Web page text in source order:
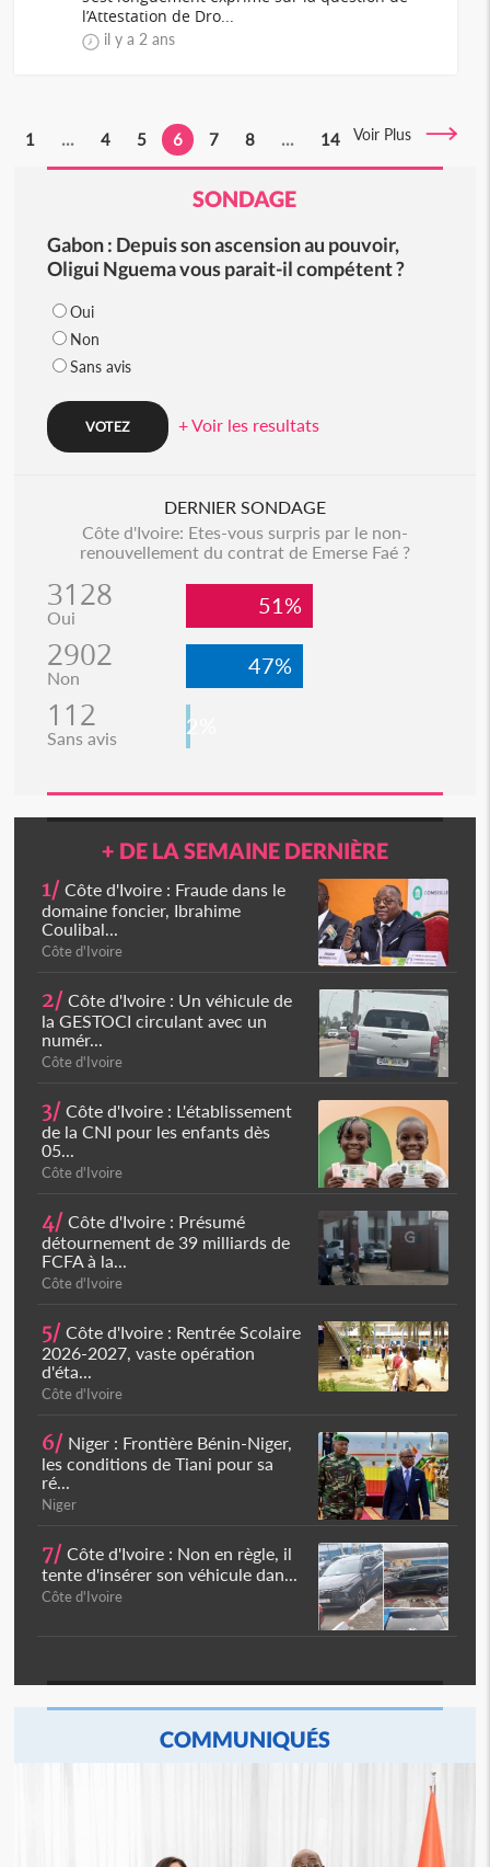
l’Attestation de Dro...
il y a 2 ans
1 ... 4 5 6 7 8 ... 14 Voir Plus
SONDAGE
Gabon : Depuis son ascension au pouvoir,
Oligui Nguema vous parait-il compétent ?
Oui
Non
Sans avis
+ Voir les resultats
DERNIER SONDAGE
Côte d'Ivoire: Etes-vous surpris par le non-
renouvellement du contrat de Emerse Faé ?
3128
Oui 51%
2902
Non 47%
112
Sans avis 2%
+ DE LA SEMAINE DERNIÈRE
1/ Côte d'Ivoire : Fraude dans le
domaine foncier, Ibrahime
Coulibal...
Côte d'Ivoire
2/ Côte d'Ivoire : Un véhicule de
la GESTOCI circulant avec un
numér...
Côte d'Ivoire
3/ Côte d'Ivoire : L'établissement
de la CNI pour les enfants dès
05...
Côte d'Ivoire
4/ Côte d'Ivoire : Présumé
détournement de 39 milliards de
FCFA à la...
Côte d'Ivoire
5/ Côte d'Ivoire : Rentrée Scolaire
2026-2027, vaste opération
d'éta...
Côte d'Ivoire
6/ Niger : Frontière Bénin-Niger,
les conditions de Tiani pour sa
ré...
Niger
7/ Côte d'Ivoire : Non en règle, il
tente d'insérer son véhicule dan...
Côte d'Ivoire
COMMUNIQUÉS